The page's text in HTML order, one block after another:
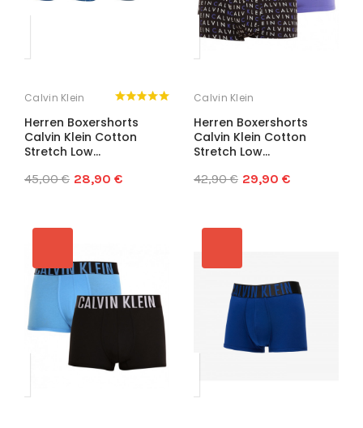
Calvin Klein
Herren Boxershorts
Calvin Klein Cotton
Stretch Low...
45,00 € 28,90 €
Calvin Klein
Herren Boxershorts
Calvin Klein Cotton
Stretch Low...
42,90 € 29,90 €